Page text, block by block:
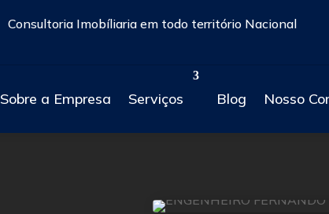
Consultoria Imobíliaria em todo território Nacional
Sobre a Empresa Serviços Blog Nosso